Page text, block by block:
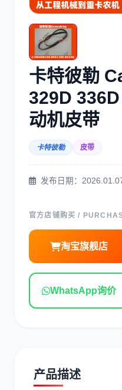
三菱
洋马
卡特彼勒
329D
动机皮带
卡特彼勒 皮带
发布日期：
官方店铺购买 /
淘宝旗舰店
WhatsApp询价
产品描述